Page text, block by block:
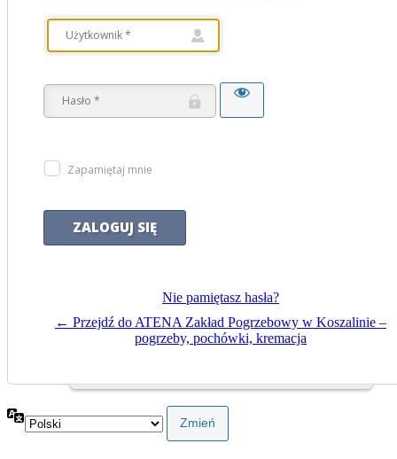
Zapamiętaj mnie
Nie pamiętasz hasła?
← Przejdź do ATENA Zakład Pogrzebowy w Koszalinie –
pogrzeby, pochówki, kremacja